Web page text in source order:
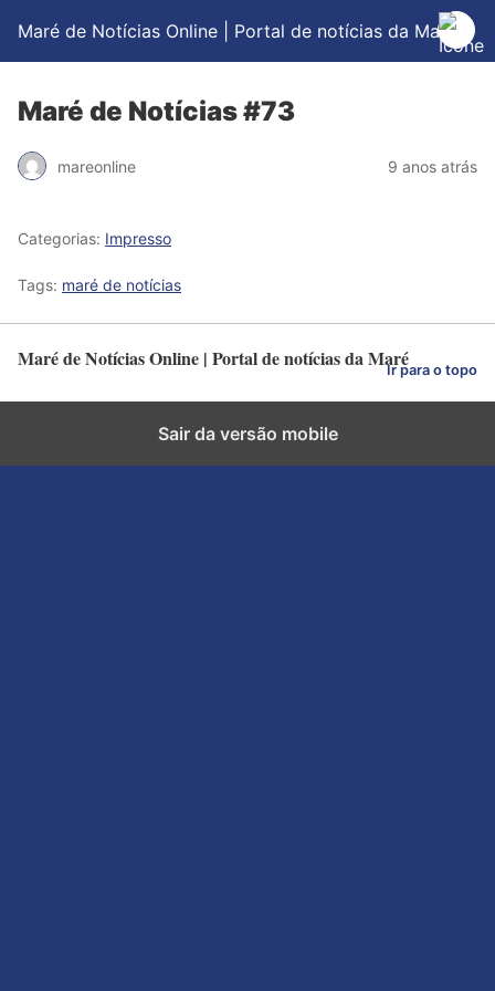
Maré de Notícias Online | Portal de notícias da Maré
Maré de Notícias #73
mareonline 9 anos atrás
Categorias: Impresso
Tags: maré de notícias
Maré de Notícias Online | Portal de notícias da MaréIr para o topo
Sair da versão mobile